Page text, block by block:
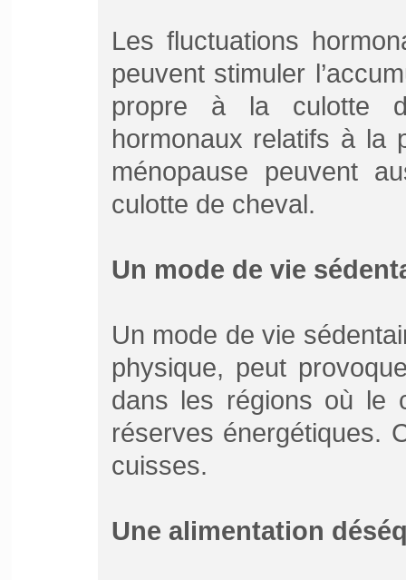
Les fluctuations
peuvent stimuler
propre à la culotte
hormonaux relatifs à la
ménopause peuvent
culotte de cheval.
Un mode de vie
Un mode de vie
physique, peut
dans les régions où le
réserves énergétiques.
cuisses.
Une alimentation